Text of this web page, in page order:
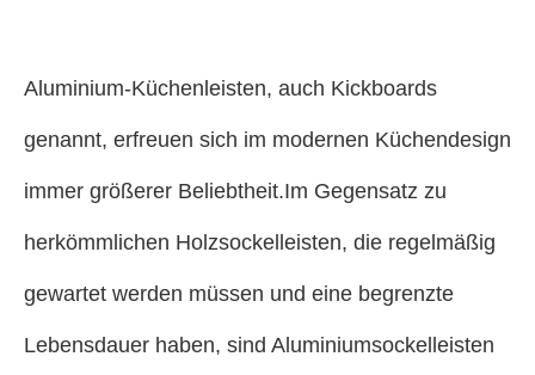
Aluminium-Küchenleisten, auch Kickboards
genannt, erfreuen sich im modernen Küchendesign
immer größerer Beliebtheit.Im Gegensatz zu
herkömmlichen Holzsockelleisten, die regelmäßig
gewartet werden müssen und eine begrenzte
Lebensdauer haben, sind Aluminiumsockelleisten